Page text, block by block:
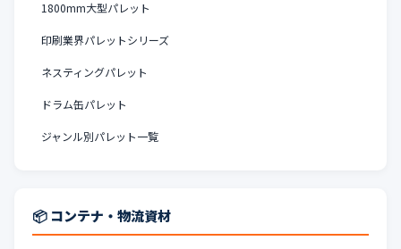
1800mm大型パレット
印刷業界パレットシリーズ
ネスティングパレット
ドラム缶パレット
ジャンル別パレット一覧
📦 コンテナ・物流資材